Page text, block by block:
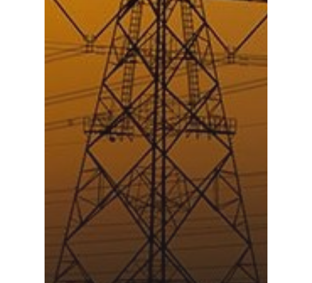
Martie 2016
Decembrie 2015
Mai 2015
Martie 2015
Agribusiness
Energia
Construcții și
pentru o Românie